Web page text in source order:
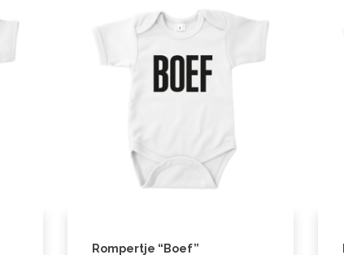
Rompertje “Boef”